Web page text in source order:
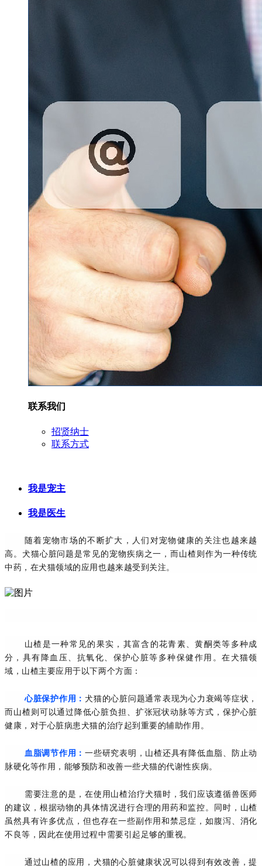
联系我们
招贤纳士
联系方式
我是宠主
我是医生
随着宠物市场的不断扩大，人们对宠物健康的关注也越来越
高。犬猫心脏问题是常见的宠物疾病之一，而山楂则作为一种传统
中药，在犬猫领域的应用也越来越受到关注。
山楂是一种常见的果实，其富含的花青素、黄酮类等多种成
分，具有降血压、抗氧化、保护心脏等多种保健作用。在犬猫领
域，山楂主要应用于以下两个方面：
心脏保护作用：犬猫的心脏问题通常表现为心力衰竭等症状，
而山楂则可以通过降低心脏负担、扩张冠状动脉等方式，保护心脏
健康，对于心脏病患犬猫的治疗起到重要的辅助作用。
血脂调节作用：一些研究表明，山楂还具有降低血脂、防止动
脉硬化等作用，能够预防和改善一些犬猫的代谢性疾病。
需要注意的是，在使用山楂治疗犬猫时，我们应该遵循兽医师
的建议，根据动物的具体情况进行合理的用药和监控。同时，山楂
虽然具有许多优点，但也存在一些副作用和禁忌症，如腹泻、消化
不良等，因此在使用过程中需要引起足够的重视。
通过山楂的应用，犬猫的心脏健康状况可以得到有效改善，提